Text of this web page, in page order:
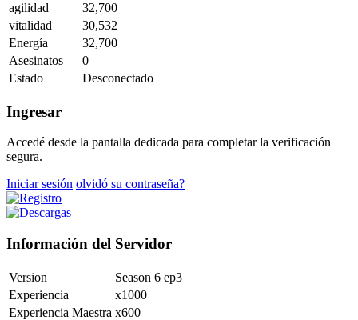
agilidad
32,700
vitalidad
30,532
Energía
32,700
Asesinatos
0
Estado
Desconectado
Ingresar
Accedé desde la pantalla dedicada para completar la verificación
segura.
Iniciar sesión olvidó su contraseña?
Información del Servidor
Version
Season 6 ep3
Experiencia
x1000
Experiencia Maestra x600